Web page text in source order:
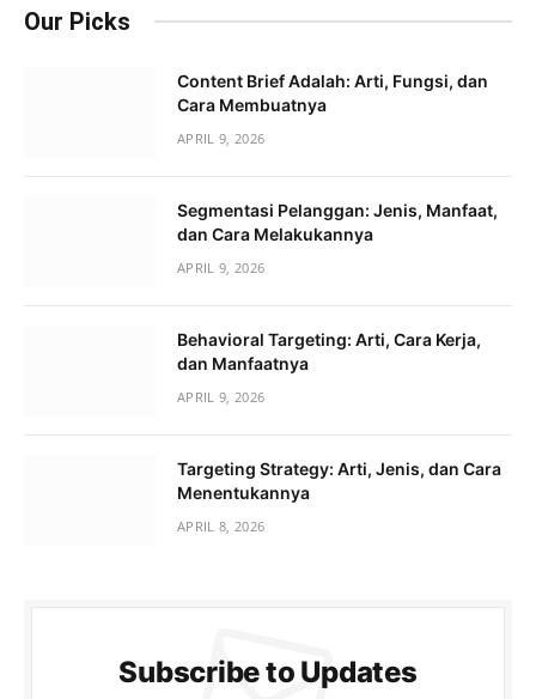
Our Picks
Content Brief Adalah: Arti, Fungsi, dan
Cara Membuatnya
APRIL 9, 2026
Segmentasi Pelanggan: Jenis, Manfaat,
dan Cara Melakukannya
APRIL 9, 2026
Behavioral Targeting: Arti, Cara Kerja,
dan Manfaatnya
APRIL 9, 2026
Targeting Strategy: Arti, Jenis, dan Cara
Menentukannya
APRIL 8, 2026
Subscribe to Updates